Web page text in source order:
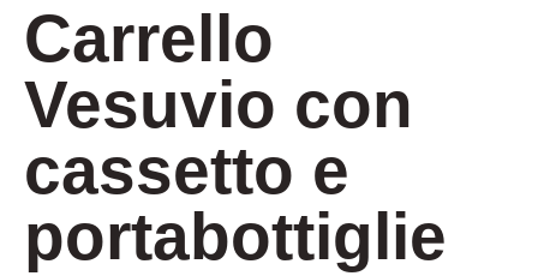
Carrello
Vesuvio con
cassetto e
portabottiglie